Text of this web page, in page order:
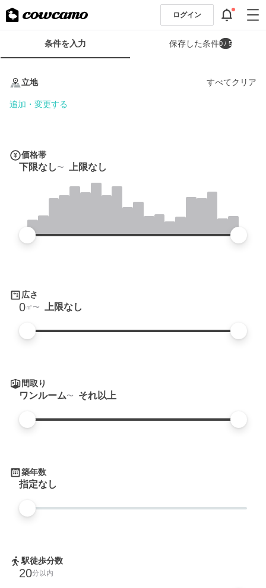
ログイン
条
条件を入力 保存した条件0 / 5
立地 すべてクリア
追加・変更する
価格帯
下限なし 上限なし
広さ
0㎡ 上限なし
間取り
ワンルーム それ以上
築年数
指定なし
駅徒歩分数
20分以内